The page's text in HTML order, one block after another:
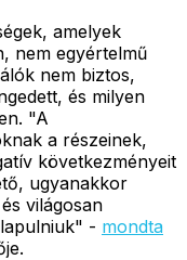
amelyek
nem egyértelmű
nem biztos,
és milyen
"A
a részeinek,
következményeit
ugyanakkor
világosan
- mondta